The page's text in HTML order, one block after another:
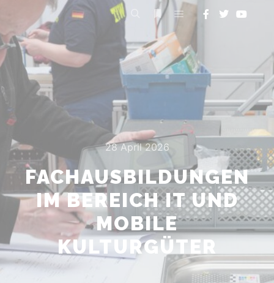
28 April 2026
FACHAUSBILDUNGEN
IM BEREICH IT UND
MOBILE
KULTURGÜTER